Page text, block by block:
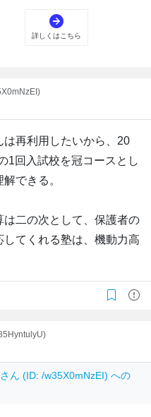
再利用したいから、20
1回入試校を冠コースとし
できる。
二の次として、保護者の
てくれる塾は、機動力高
さん (ID: /w35X0mNzEI) への